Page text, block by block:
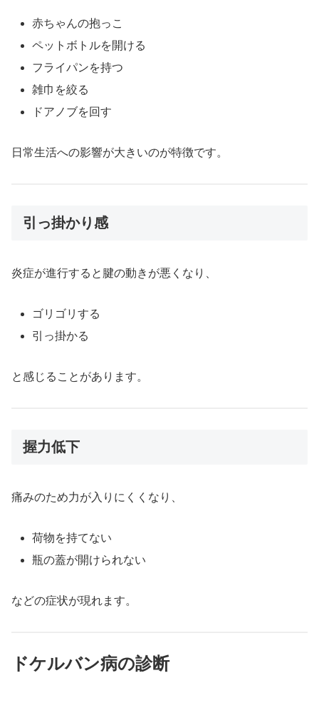
赤ちゃんの抱っこ
ペットボトルを開ける
フライパンを持つ
雑巾を絞る
ドアノブを回す
日常生活への影響が大きいのが特徴です。
引っ掛かり感
炎症が進行すると腱の動きが悪くなり、
ゴリゴリする
引っ掛かる
と感じることがあります。
握力低下
痛みのため力が入りにくくなり、
荷物を持てない
瓶の蓋が開けられない
などの症状が現れます。
ドケルバン病の診断